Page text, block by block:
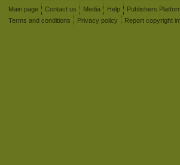
Main page Contact us Media Help
Publishers
Terms and conditions
Privacy policy Report copyright